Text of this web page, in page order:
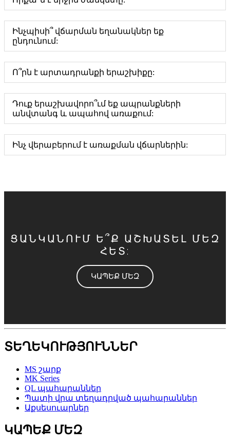
Ինչպիսի՞ վճարման եղանակներ եք
ընդունում:
Ո՞րն է արտադրանքի երաշխիքը:
Դուք երաշխավորո՞ւմ եք ապրանքների
անվտանգ և ապահով առաքում:
Ինչ վերաբերում է առաքման վճարներին:
ՑԱՆԿԱՆՈՒՄ Ե՞Ք ԱՇԽԱՏԵԼ ՄԵԶ
ՀԵՏ:
ԿԱՊԵՔ ՄԵԶ
ՏԵՂԵԿՈՒԹՅՈՒՆՆԵՐ
MS շարք
MK Series
QL պահարաններ
Պատի վրա տեղադրված պահարաններ
Աքսեսուարներ
ԿԱՊԵՔ ՄԵԶ